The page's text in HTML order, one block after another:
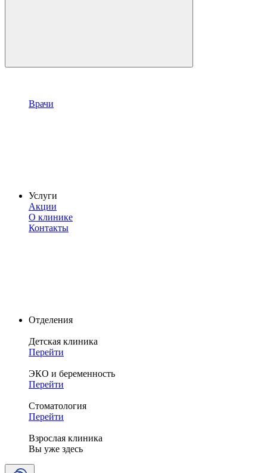
Врачи
Услуги
Акции
О клинике
Контакты
Отделения
Детская клиника
Перейти
ЭКО и беременность
Перейти
Стоматология
Перейти
Взрослая клиника
Вы уже здесь